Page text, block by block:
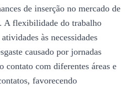
de inserção no mercado de
A flexibilidade do trabalho
às necessidades
causado por jornadas
contato com diferentes áreas e
favorecendo